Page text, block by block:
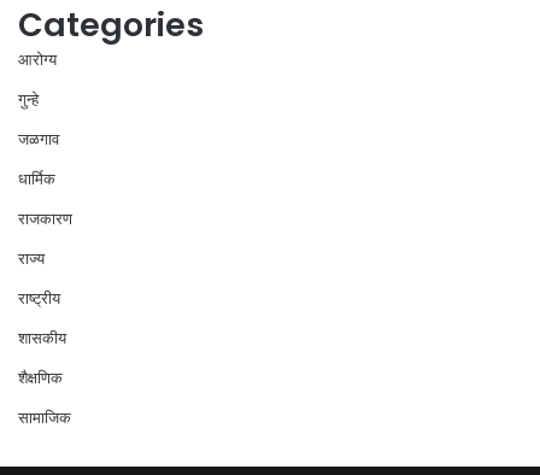
Categories
आरोग्य
गुन्हे
जळगाव
धार्मिक
राजकारण
राज्य
राष्ट्रीय
शासकीय
शैक्षणिक
सामाजिक